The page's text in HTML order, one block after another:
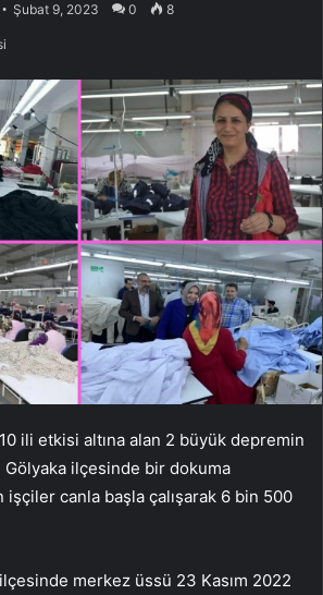
Şubat 9, 2023 0 8
ili etkisi altına alan 2 büyük depremin
Gölyaka ilçesinde bir dokuma
işçiler canla başla çalışarak 6 bin 500
merkez üssü 23 Kasım 2022